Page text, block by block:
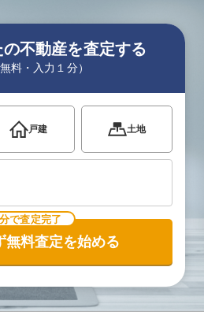
不動産を査定する
無料・入力１分）
戸建 土地
で査定完了
無料査定を始める